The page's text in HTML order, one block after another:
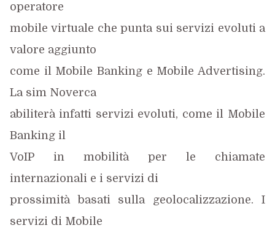
operatore
mobile virtuale che punta sui servizi evoluti a
valore aggiunto
come il Mobile Banking e Mobile Advertising.
La sim Noverca
abiliterà infatti servizi evoluti, come il Mobile
Banking il
VoIP in mobilità per le chiamate
internazionali e i servizi di
prossimità basati sulla geolocalizzazione. I
servizi di Mobile